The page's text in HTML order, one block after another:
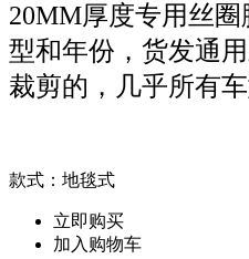
20MM厚度专用丝
型和年份，货发通
裁剪的，几乎所有
款式：地毯式
立即购买
加入购物车